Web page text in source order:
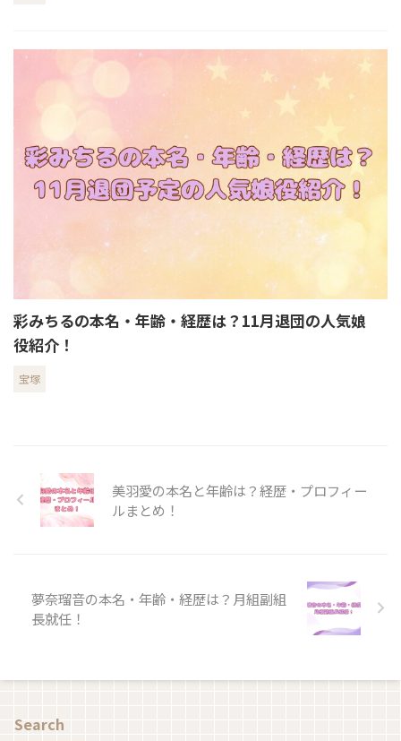
彩みちるの本名・年齢・経歴は？11月退団の人気娘
役紹介！
宝塚
美羽愛の本名と年齢は？経歴・プロフィー
ルまとめ！
夢奈瑠音の本名・年齢・経歴は？月組副組
長就任！
Search